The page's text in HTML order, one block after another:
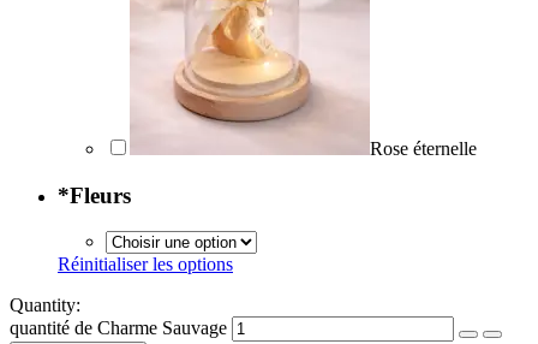
Rose éternelle
*Fleurs
Réinitialiser les options
Quantity:
quantité de Charme Sauvage